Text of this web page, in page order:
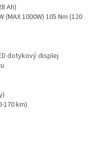
Ah)
(MAX 1000W) 105 Nm (120
dotykový displej
170 km)